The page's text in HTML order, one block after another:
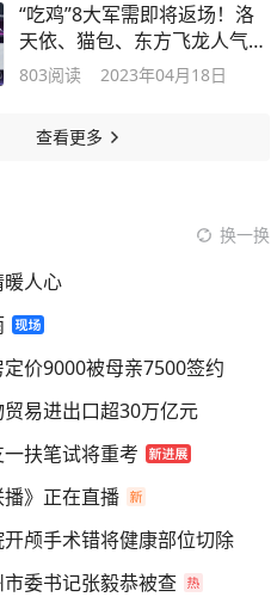
“吃鸡”8大军需即将返场！洛
天依、猫包、东方飞龙人气大
比拼！
803阅读 2023年04月18日
查看更多
换一换
人心
价9000被母亲7500签约
易进出口超30万亿元
扶笔试将重考
播》正在直播
开颅手术错将健康部位切除
委书记张毅恭被查